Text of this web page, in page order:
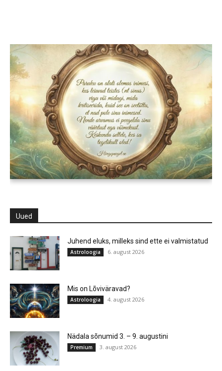
Uued
Juhend eluks, milleks sind ette ei valmistatud
Astroloogia 6. august 2026
Mis on Lõviväravad?
Astroloogia 4. august 2026
Nädala sõnumid 3. – 9. augustini
Premium 3. august 2026